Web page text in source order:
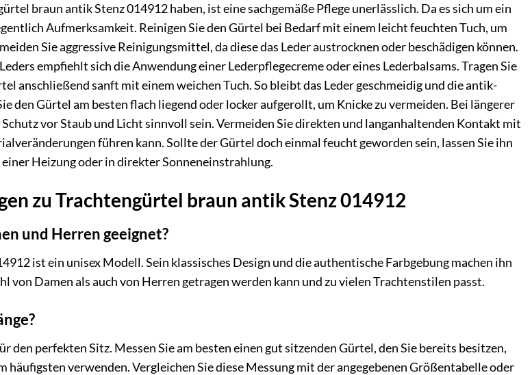
braun antik Stenz 014912 haben, ist eine sachgemäße Pflege unerlässlich. Da es sich um ein
Aufmerksamkeit. Reinigen Sie den Gürtel bei Bedarf mit einem leicht feuchten Tuch, um
Sie aggressive Reinigungsmittel, da diese das Leder austrocknen oder beschädigen können.
empfiehlt sich die Anwendung einer Lederpflegecreme oder eines Lederbalsams. Tragen Sie
anschließend sanft mit einem weichen Tuch. So bleibt das Leder geschmeidig und die antik-
den Gürtel am besten flach liegend oder locker aufgerollt, um Knicke zu vermeiden. Bei längerer
vor Staub und Licht sinnvoll sein. Vermeiden Sie direkten und langanhaltenden Kontakt mit
führen kann. Sollte der Gürtel doch einmal feucht geworden sein, lassen Sie ihn
Heizung oder in direkter Sonneneinstrahlung.
zu Trachtengürtel braun antik Stenz 014912
und Herren geeignet?
ist ein unisex Modell. Sein klassisches Design und die authentische Farbgebung machen ihn
von Damen als auch von Herren getragen werden kann und zu vielen Trachtenstilen passt.
den perfekten Sitz. Messen Sie am besten einen gut sitzenden Gürtel, den Sie bereits besitzen,
häufigsten verwenden. Vergleichen Sie diese Messung mit der angegebenen Größentabelle oder